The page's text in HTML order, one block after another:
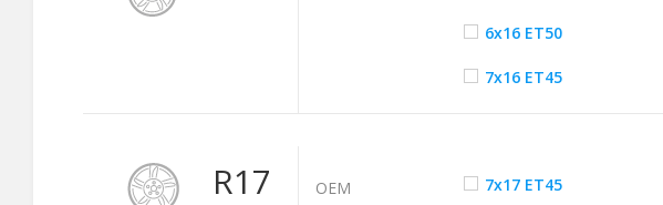
6x16 ET50
7x16 ET45
R17 ОЕМ 7x17 ET45